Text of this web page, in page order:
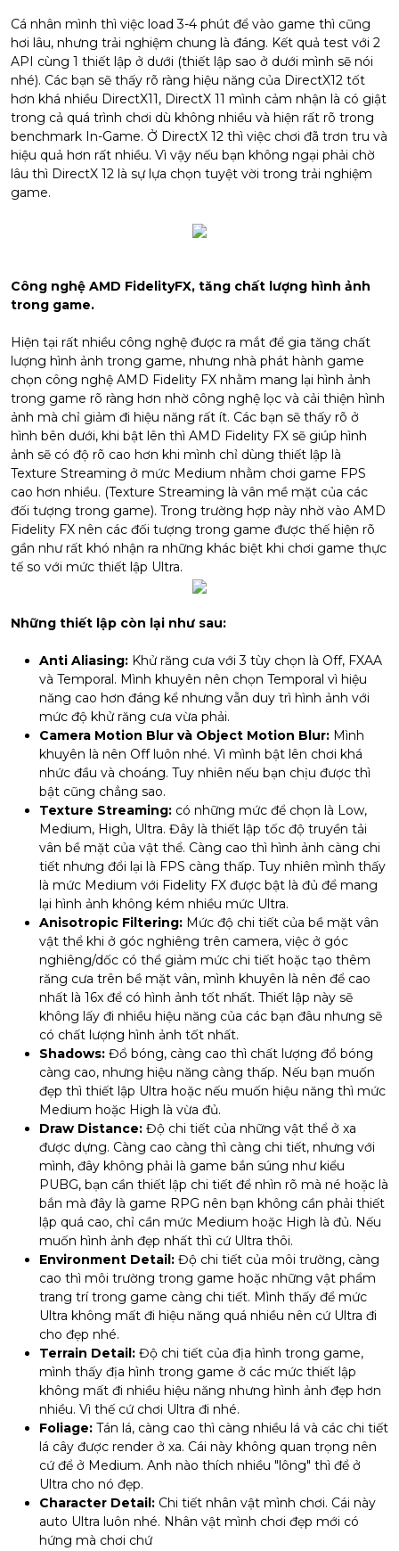
Cá nhân mình thì việc load 3-4 phút để vào game thì cũng
hơi lâu, nhưng trải nghiệm chung là đáng. Kết quả test với 2
API cùng 1 thiết lập ở dưới (thiết lập sao ở dưới mình sẽ nói
nhé). Các bạn sẽ thấy rõ ràng hiệu năng của DirectX12 tốt
hơn khá nhiều DirectX11, DirectX 11 mình cảm nhận là có giật
trong cả quá trình chơi dù không nhiều và hiện rất rõ trong
benchmark In-Game. Ở DirectX 12 thì việc chơi đã trơn tru và
hiệu quả hơn rất nhiều. Vì vậy nếu bạn không ngại phải chờ
lâu thì DirectX 12 là sự lựa chọn tuyệt vời trong trải nghiệm
game.
Công nghệ AMD FidelityFX, tăng chất lượng hình ảnh
trong game.
Hiện tại rất nhiều công nghệ được ra mắt để gia tăng chất
lượng hình ảnh trong game, nhưng nhà phát hành game
chọn công nghệ AMD Fidelity FX nhằm mang lại hình ảnh
trong game rõ ràng hơn nhờ công nghệ lọc và cải thiện hình
ảnh mà chỉ giảm đi hiệu năng rất ít. Các bạn sẽ thấy rõ ở
hình bên dưới, khi bật lên thì AMD Fidelity FX sẽ giúp hình
ảnh sẽ có độ rõ cao hơn khi mình chỉ dùng thiết lập là
Texture Streaming ở mức Medium nhằm chơi game FPS
cao hơn nhiều. (Texture Streaming là vân mề mặt của các
đối tượng trong game). Trong trường hợp này nhờ vào AMD
Fidelity FX nên các đối tượng trong game được thế hiện rõ
gần như rất khó nhận ra những khác biệt khi chơi game thực
tế so với mức thiết lập Ultra.
Những thiết lập còn lại như sau:
Anti Aliasing: Khử răng cưa với 3 tùy chọn là Off, FXAA
và Temporal. Mình khuyên nên chọn Temporal vì hiệu
năng cao hơn đáng kể nhưng vẫn duy trì hình ảnh với
mức độ khử răng cưa vừa phải.
Camera Motion Blur và Object Motion Blur: Mình
khuyên là nên Off luôn nhé. Vì mình bật lên chơi khá
nhức đầu và choáng. Tuy nhiên nếu bạn chịu được thì
bật cũng chẳng sao.
Texture Streaming: có những mức để chọn là Low,
Medium, High, Ultra. Đây là thiết lập tốc độ truyền tải
vân bề mặt của vật thể. Càng cao thì hình ảnh càng chi
tiết nhưng đổi lại là FPS càng thấp. Tuy nhiên mình thấy
là mức Medium với Fidelity FX được bật là đủ để mang
lại hình ảnh không kém nhiều mức Ultra.
Anisotropic Filtering: Mức độ chi tiết của bề mặt vân
vật thể khi ở góc nghiêng trên camera, việc ở góc
nghiêng/dốc có thể giảm mức chi tiết hoặc tạo thêm
răng cưa trên bề mặt vân, mình khuyên là nên để cao
nhất là 16x để có hình ảnh tốt nhất. Thiết lập này sẽ
không lấy đi nhiều hiệu năng của các bạn đâu nhưng sẽ
có chất lượng hình ảnh tốt nhất.
Shadows: Đổ bóng, càng cao thì chất lượng đổ bóng
càng cao, nhưng hiệu năng càng thấp. Nếu bạn muốn
đẹp thì thiết lập Ultra hoặc nếu muốn hiệu năng thì mức
Medium hoặc High là vừa đủ.
Draw Distance: Độ chi tiết của những vật thể ở xa
được dựng. Càng cao càng thì càng chi tiết, nhưng với
mình, đây không phải là game bắn súng như kiểu
PUBG, bạn cần thiết lập chi tiết để nhìn rõ mà né hoặc là
bắn mà đây là game RPG nên bạn không cần phải thiết
lập quá cao, chỉ cần mức Medium hoặc High là đủ. Nếu
muốn hình ảnh đẹp nhất thì cứ Ultra thôi.
Environment Detail: Độ chi tiết của môi trường, càng
cao thì môi trường trong game hoặc những vật phẩm
trang trí trong game càng chi tiết. Mình thấy để mức
Ultra không mất đi hiệu năng quá nhiều nên cứ Ultra đi
cho đẹp nhé.
Terrain Detail: Độ chi tiết của địa hình trong game,
mình thấy địa hình trong game ở các mức thiết lập
không mất đi nhiều hiệu năng nhưng hình ảnh đẹp hơn
nhiều. Vì thế cứ chơi Ultra đi nhé.
Foliage: Tán lá, càng cao thì càng nhiều lá và các chi tiết
lá cây được render ở xa. Cái này không quan trọng nên
cứ để ở Medium. Anh nào thích nhiều "lông" thì để ở
Ultra cho nó đẹp.
Character Detail: Chi tiết nhân vật mình chơi. Cái này
auto Ultra luôn nhé. Nhân vật mình chơi đẹp mới có
hứng mà chơi chứ